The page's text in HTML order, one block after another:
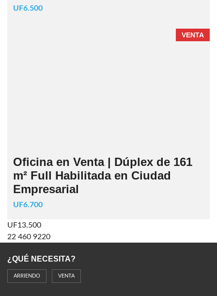
UF6.500
VENTA
Oficina en Venta | Dúplex de 161
m² Full Habilitada en Ciudad
Empresarial
UF6.700
UF13.500
22 460 9220
¿QUÉ NECESITA?
ARRIENDO VENTA